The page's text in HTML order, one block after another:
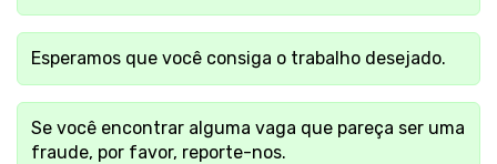
Esperamos que você consiga o trabalho desejado.
Se você encontrar alguma vaga que pareça ser uma
fraude, por favor, reporte-nos.